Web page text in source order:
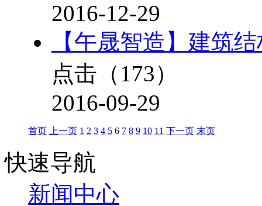
2016-12-29
【午晟智造】建筑
点击（ 173）
2016-09-29
首页 上一页 1 2 3 4 5 6 7 8 9 10 11 下一页 末页
快速导航
新闻中心